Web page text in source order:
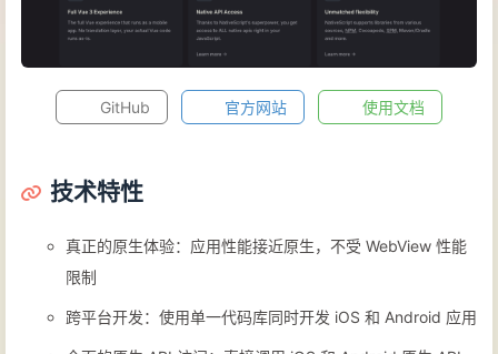
GitHub 官方网站 使用文档
技术特性
真正的原生体验：应用性能接近原生，不受 WebView 性能
限制
跨平台开发：使用单一代码库同时开发 iOS 和 Android 应用